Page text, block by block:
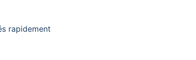
rapidement